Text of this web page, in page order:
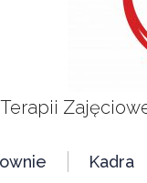
Kadra